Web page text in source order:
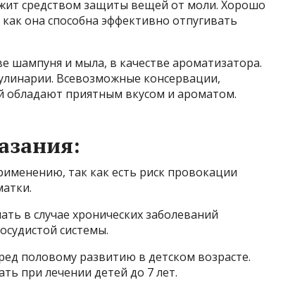
средством защиты вещей от моли. Хорошо
она способна эффективно отпугивать
шампуня и мыла, в качестве ароматизатора.
Всевозможные консервации,
обладают приятным вкусом и ароматом.
так как есть риск провокации
в случае хронических заболеваний
системы.
половому развитию в детском возрасте.
при лечении детей до 7 лет.